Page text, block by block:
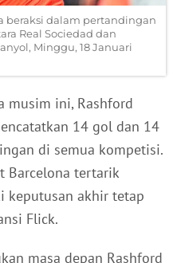
beraksi dalam pertandingan
Real Sociedad dan
Minggu, 18 Januari
musim ini, Rashford
14 gol dan 14
di semua kompetisi.
Barcelona tertarik
keputusan akhir tetap
Flick.
masa depan Rashford